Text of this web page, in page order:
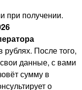
при получении.
рублях. После того,
данные, с вами
сумму в
о